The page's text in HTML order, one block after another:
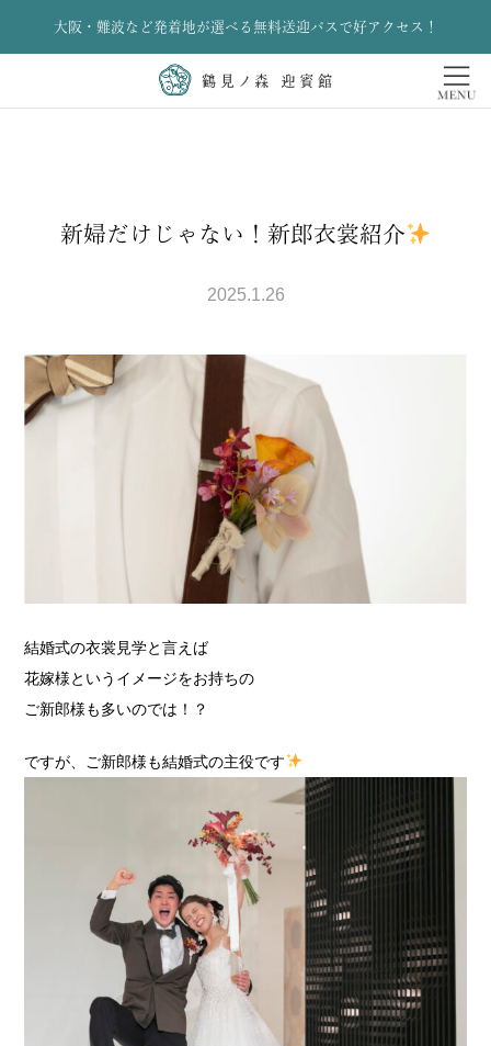
大阪・難波など発着地が選べる無料送迎バスで好アクセス！
新婦だけじゃない！新郎衣裳紹介
2025.1.26
結婚式の衣裳見学と言えば
花嫁様というイメージをお持ちの
ご新郎様も多いのでは！？
ですが、ご新郎様も結婚式の主役です